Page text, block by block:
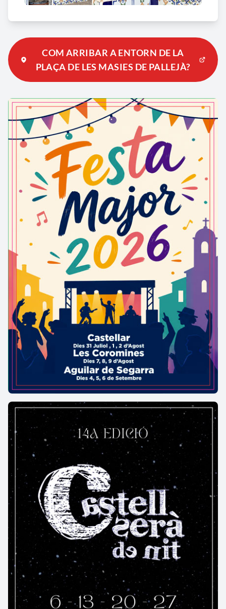
COM ARRIBAR A ENTORN DE LA
PLAÇA DE LES MASIES DE PALLEJÀ?